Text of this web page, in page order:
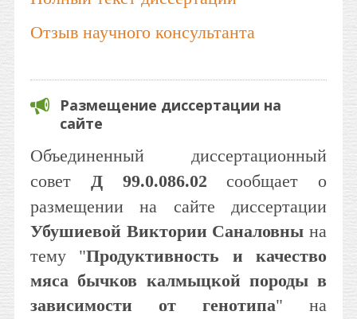
Отзыв научного консультанта
Размещение диссертации на
сайте
Объединенный диссертационный
совет Д 99.0.086.02 сообщает о
размещении на сайте диссертации
Убушиевой Виктории Саналовны на
тему "Продуктивность и качество
мяса бычков калмыцкой породы в
зависимости от генотипа" на